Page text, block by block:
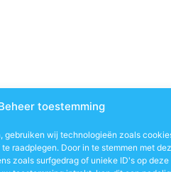
toestemming
gebruiken wij technologieën zoals
raadplegen. Door in te stemmen met
zoals surfgedrag of unieke ID's op